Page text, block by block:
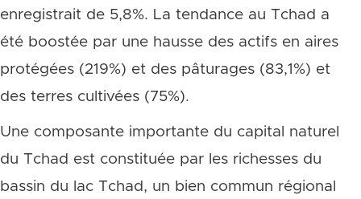
enregistrait de 5,8%. La tendance au Tchad a
été boostée par une hausse des actifs en aires
protégées (219%) et des pâturages (83,1%) et
des terres cultivées (75%).
Une composante importante du capital naturel
du Tchad est constituée par les richesses du
bassin du lac Tchad, un bien commun régional